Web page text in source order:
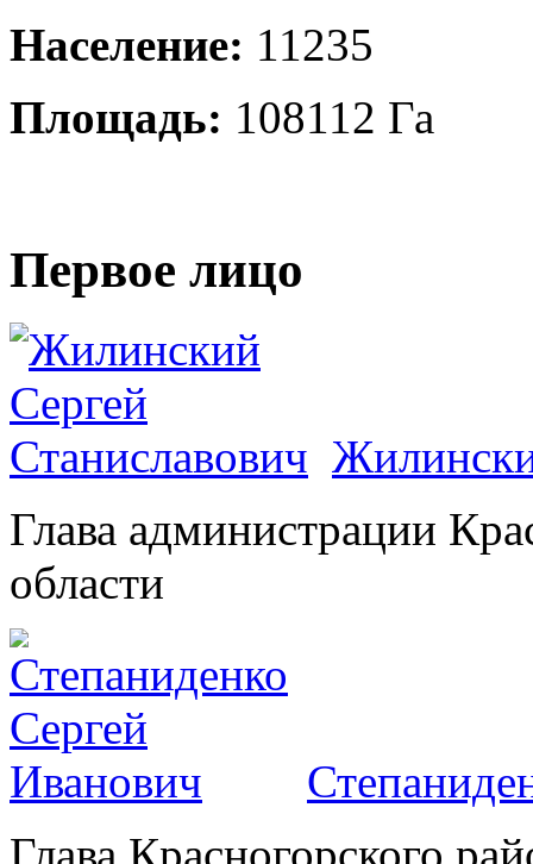
Население: 11235
Площадь: 108112 Га
Первое лицо
Глава администрации
области
Глава Красногорского